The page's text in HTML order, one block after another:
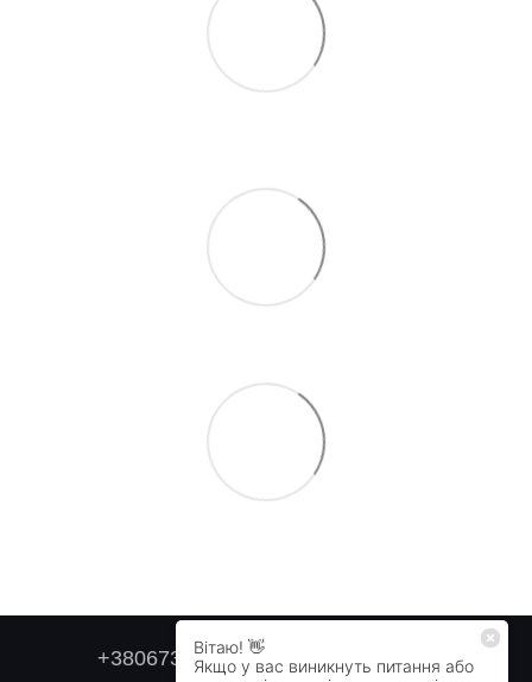
+380673179749 +380505478711